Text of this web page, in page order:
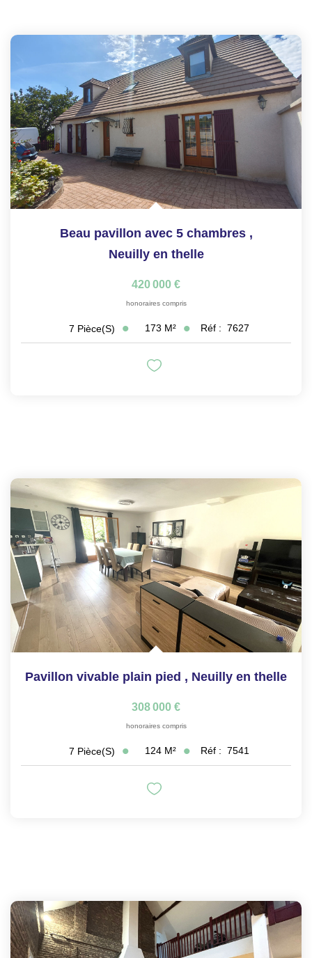
Beau pavillon avec 5 chambres ,
Neuilly en thelle
420 000 €
honoraires compris
7 Pièce(s) 173 M² Réf : 7627
Pavillon vivable plain pied , Neuilly en thelle
308 000 €
honoraires compris
7 Pièce(s) 124 M² Réf : 7541